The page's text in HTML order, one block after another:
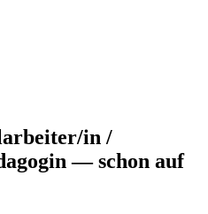
in /
— schon auf